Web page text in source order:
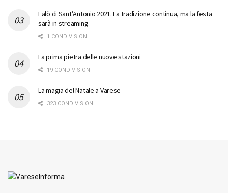
Falò di Sant’Antonio 2021. La tradizione continua, ma la festa
sarà in streaming
1 CONDIVISIONI
La prima pietra delle nuove stazioni
19 CONDIVISIONI
La magia del Natale a Varese
323 CONDIVISIONI